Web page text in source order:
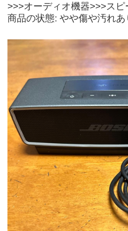
>>>オーディオ機器>>>ス
商品の状態: やや傷や汚れ